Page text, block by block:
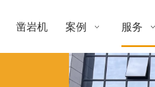
凿岩机 案例 服务